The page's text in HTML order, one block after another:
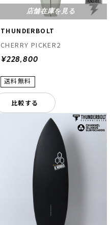
店舗在庫を見る
THUNDERBOLT
CHERRY PICKER2
¥228,800
比較する